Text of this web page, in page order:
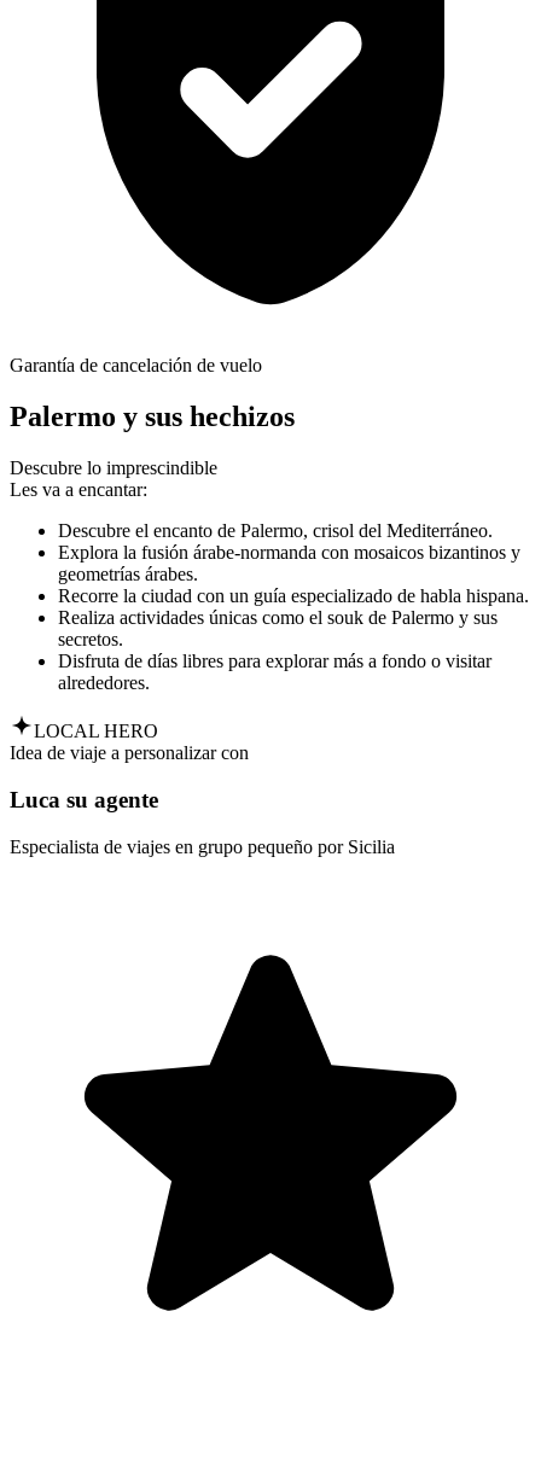
Garantía de cancelación de vuelo
Palermo y sus hechizos
Descubre lo imprescindible
Les va a encantar:
Descubre el encanto de Palermo, crisol del Mediterráneo.
Explora la fusión árabe-normanda con mosaicos bizantinos y
geometrías árabes.
Recorre la ciudad con un guía especializado de habla hispana.
Realiza actividades únicas como el souk de Palermo y sus
secretos.
Disfruta de días libres para explorar más a fondo o visitar
alrededores.
LOCAL HERO
Idea de viaje a personalizar con
Luca su agente
Especialista de viajes en grupo pequeño por Sicilia